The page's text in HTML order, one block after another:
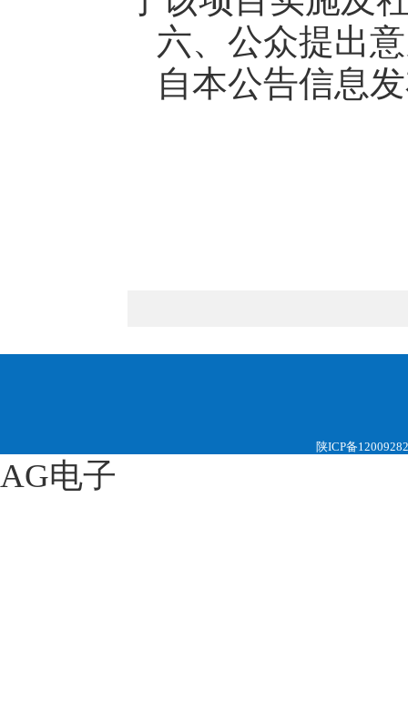
六、公众提出
自本公告信息
陕ICP备
AG电子